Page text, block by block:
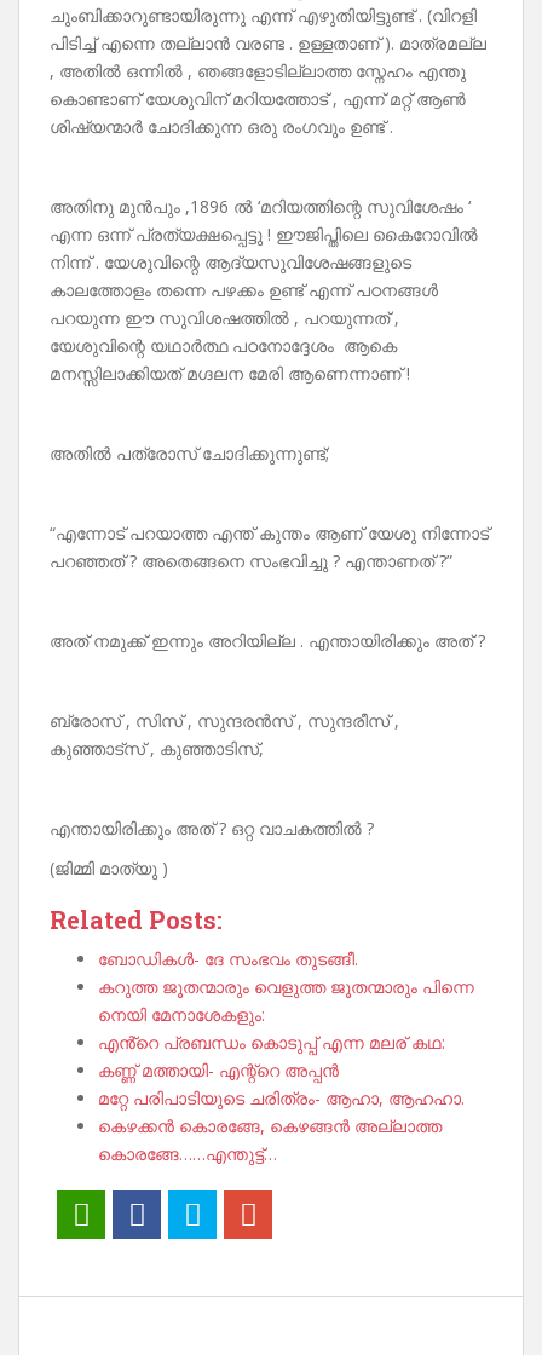
ചുംബിക്കാറുണ്ടായിരുന്നു എന്ന് എഴുതിയിട്ടുണ്ട് . (വിറളി
പിടിച്ച് എന്നെ തല്ലാൻ വരണ്ട . ഉള്ളതാണ് ). മാത്രമല്ല
, അതിൽ ഒന്നിൽ , ഞങ്ങളോടില്ലാത്ത സ്നേഹം എന്തു
കൊണ്ടാണ് യേശുവിന് മറിയത്തോട് , എന്ന് മറ്റ് ആൺ
ശിഷ്യന്മാർ ചോദിക്കുന്ന ഒരു രംഗവും ഉണ്ട് .
അതിനു മുൻപും ,1896 ൽ ‘മറിയത്തിന്റെ സുവിശേഷം ‘
എന്ന ഒന്ന് പ്രത്യക്ഷപ്പെട്ടു ! ഈജിപ്തിലെ കൈറോവിൽ
നിന്ന് . യേശുവിന്റെ ആദ്യസുവിശേഷങ്ങളുടെ
കാലത്തോളം തന്നെ പഴക്കം ഉണ്ട് എന്ന് പഠനങ്ങൾ
പറയുന്ന ഈ സുവിശഷത്തിൽ , പറയുന്നത് ,
യേശുവിന്റെ യഥാർത്ഥ പഠനോദ്ദേശം ആകെ
മനസ്സിലാക്കിയത് മഗ്ദലന മേരി ആണെന്നാണ് !
അതിൽ പത്രോസ് ചോദിക്കുന്നുണ്ട്;
“എന്നോട് പറയാത്ത എന്ത് കുന്തം ആണ് യേശു നിന്നോട്
പറഞ്ഞത് ? അതെങ്ങനെ സംഭവിച്ചു ? എന്താണത് ?”
അത് നമുക്ക് ഇന്നും അറിയില്ല . എന്തായിരിക്കും അത് ?
ബ്രോസ് , സിസ് , സുന്ദരൻസ് , സുന്ദരീസ് ,
കുഞ്ഞാട്‌സ് , കുഞ്ഞാടിസ്,
എന്തായിരിക്കും അത് ? ഒറ്റ വാചകത്തിൽ ?
(ജിമ്മി മാത്യു )
Related Posts:
ബോഡികൾ- ദേ സംഭവം തുടങ്ങീ.
കറുത്ത ജൂതന്മാരും വെളുത്ത ജൂതന്മാരും പിന്നെ
നെയി മേനാശേകളും:
എൻ്റെ പ്രബന്ധം കൊടുപ്പ് എന്ന മലര് കഥ:
കണ്ണ് മത്തായി- എന്റ്റെ അപ്പൻ
മറ്റേ പരിപാടിയുടെ ചരിത്രം- ആഹാ, ആഹഹാ.
കെഴക്കൻ കൊരങ്ങേ, കെഴങ്ങൻ അല്ലാത്ത
കൊരങ്ങേ……എന്തുട്ട്…